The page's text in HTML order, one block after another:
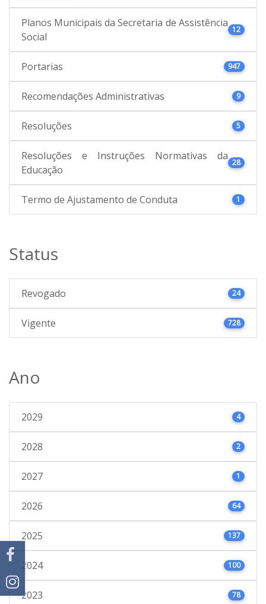
Planos Municipais da Secretaria de Assistência
Social
12
Portarias 947
Recomendações Administrativas 9
Resoluções 5
Resoluções e Instruções Normativas da
Educação
28
Termo de Ajustamento de Conduta 1
Status
Revogado 24
Vigente 728
Ano
2029 4
2028 2
2027 1
2026 64
2025 137
2024 100
2023 78